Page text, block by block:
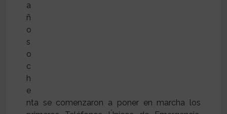
a
ñ
o
s
o
c
h
e
nta se comenzaron a poner en marcha los